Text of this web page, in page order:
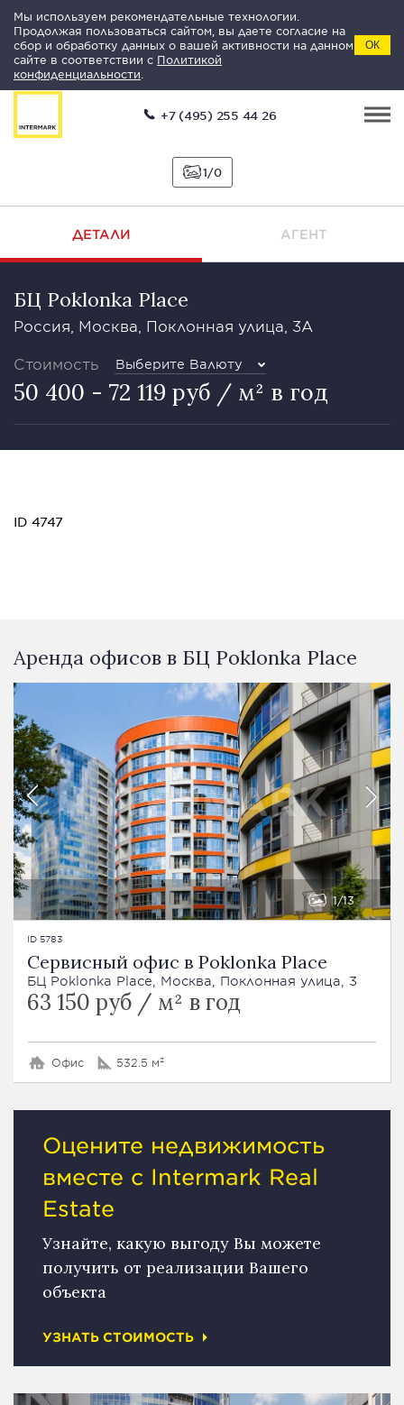
Мы используем рекомендательные технологии.
Продолжая пользоваться сайтом, вы даете согласие на
сбор и обработку данных о вашей активности на данном
сайте в соответствии с Политикой
конфиденциальности
ОК
+7 (495) 255 44 26
1 0
ДЕТАЛИ АГЕНТ
БЦ Poklonka Place
Россия, Москва, Поклонная улица, 3А
Стоимость Выберите Валюту
50 400 - 72 119 руб / м² в год
ID 4747
Аренда офисов в БЦ Poklonka Place
1 13
ID 5783
Сервисный офис в Poklonka Place
БЦ Poklonka Place, Москва, Поклонная улица, 3
63 150 руб / м² в год
Офис 532.5 м²
Оцените недвижимость
вместе с Intermark Real
Estate
Узнайте, какую выгоду Вы можете
получить от реализации Вашего
объекта
УЗНАТЬ СТОИМОСТЬ